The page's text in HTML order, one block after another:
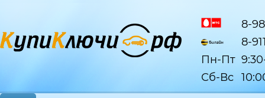
8-
8-
Пн-Пт
Сб-Вс